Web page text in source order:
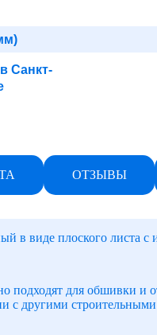
Санкт-
ОТЗЫВЫ
в виде плоского листа с
подходят для обшивки и
с другими